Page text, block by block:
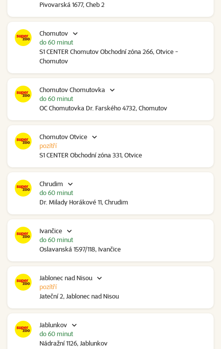
Pivovarská 1677, Cheb 2
Chomutov
S1 CENTER Chomutov Obchodní zóna 266, Otvice -
Chomutov
do 60 minut
Chomutov Chomutovka
OC Chomutovka Dr. Farského 4732, Chomutov
do 60 minut
Chomutov Otvice
S1 CENTER Obchodní zóna 331, Otvice
pozítří
Chrudim
Dr. Milady Horákové 11, Chrudim
do 60 minut
Ivančice
Oslavanská 1597/118, Ivančice
do 60 minut
Jablonec nad Nisou
Jateční 2, Jablonec nad Nisou
pozítří
Jablunkov
Nádražní 1126, Jablunkov
do 60 minut